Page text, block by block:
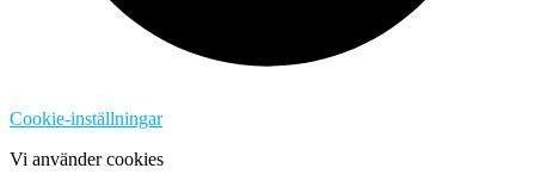
Cookie-inställningar
Vi använder cookies